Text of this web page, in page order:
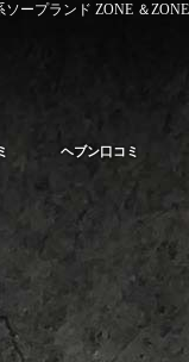
ープランド ZONE ＆ZONE
ヘブン口コミ